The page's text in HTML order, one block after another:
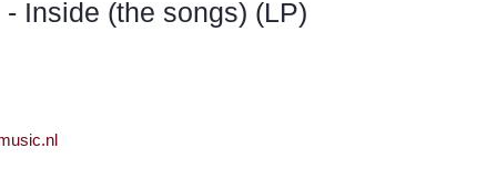
Inside (the songs) (LP)